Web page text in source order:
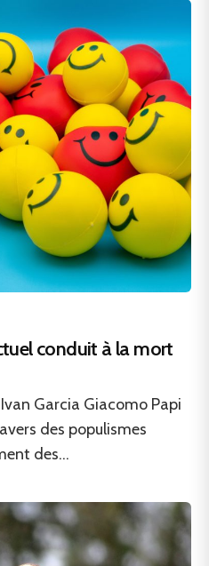
conduit à la mort
Garcia Giacomo Papi
des populismes
des...